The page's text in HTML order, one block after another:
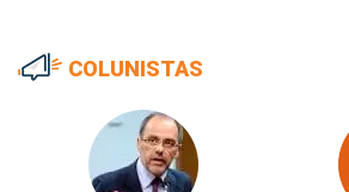
COLUNISTAS